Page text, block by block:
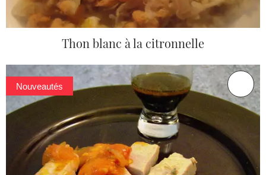
Thon blanc à la citronnelle
Nouveautés